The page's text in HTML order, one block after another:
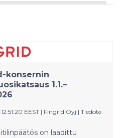
konsernin
1.1.–
EEST | Fingrid Oyj | Tiedote
on laadittu